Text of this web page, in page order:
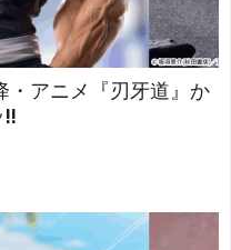
アニメ『刃牙道』か
!!